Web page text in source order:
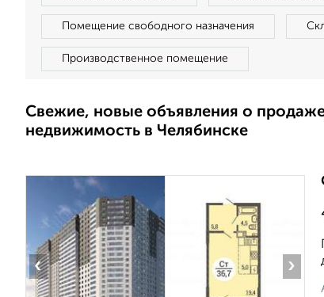
Помещение свободного назначения
Производственное помещение
Свежие, новые объявления о
недвижимость в Челябинске
‹ ›